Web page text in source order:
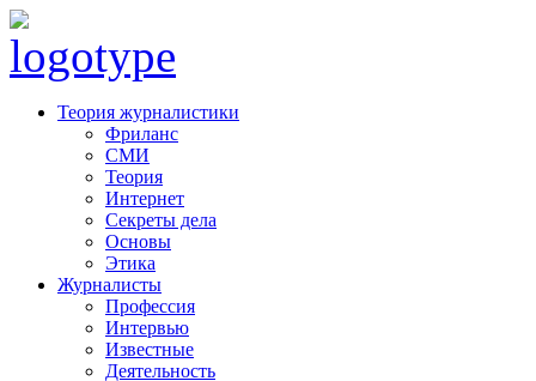
Теория журналистики
Фриланс
СМИ
Теория
Интернет
Секреты дела
Основы
Этика
Журналисты
Профессия
Интервью
Известные
Деятельность